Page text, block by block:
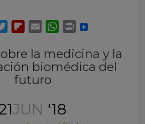
la medicina y la
biomédica del
futuro
JUN '18